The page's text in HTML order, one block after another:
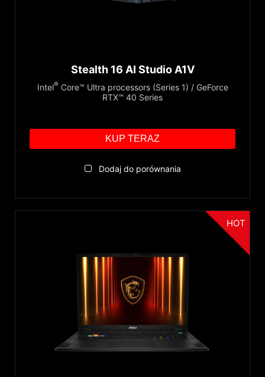
Stealth 16 AI Studio A1V
Intel®Core™ Ultra processors (Series 1) / GeForce
RTX™ 40 Series
KUP TERAZ
Dodaj do porównania
HOT